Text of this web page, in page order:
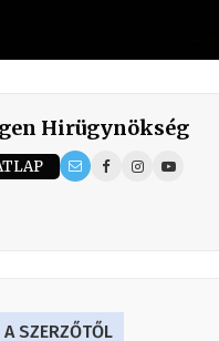
Hirügynökség
SZERZŐTŐL